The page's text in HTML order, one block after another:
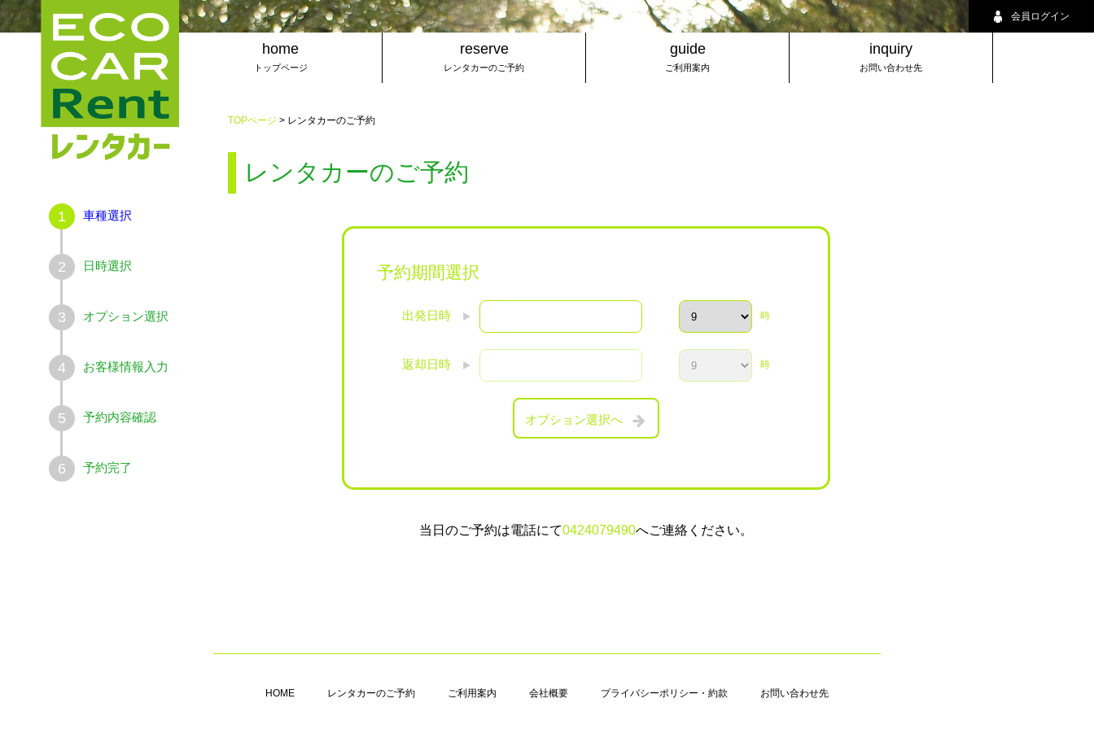
home
トップページ
reserve
レンタカーのご予約
guide
ご利用案内
inquiry
お問い合わせ先
会員ログイン
1 車種選択
2 日時選択
3 オプション選択
4 お客様情報入力
5 予約内容確認
6 予約完了
TOPページ > レンタカーのご予約
レンタカーのご予約
予約期間選択
出発日時 時
返却日時 時
オプション選択へ
当日のご予約は電話にて0424079490へご連絡ください。
HOME レンタカーのご予約 ご利用案内 会社概要 プライバシーポリシー・約款 お問い合わせ先